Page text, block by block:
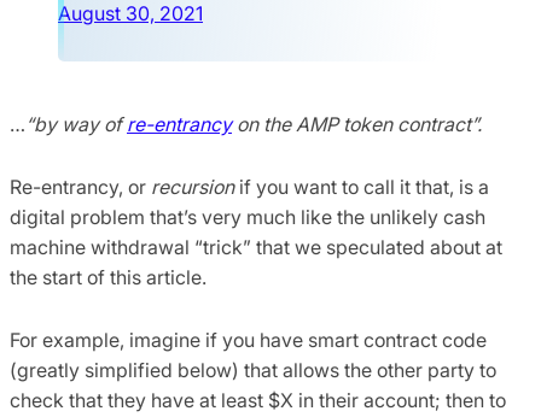
August 30, 2021
… “by way ofre-entrancyon the AMP token contract”.
Re-entrancy, or recursionif you want to call it that, is a
digital problem that’s very much like the unlikely cash
machine withdrawal “trick” that we speculated about at
the start of this article.
For example, imagine if you have smart contract code
(greatly simplified below) that allows the other party to
check that they have at least $X in their account; then to